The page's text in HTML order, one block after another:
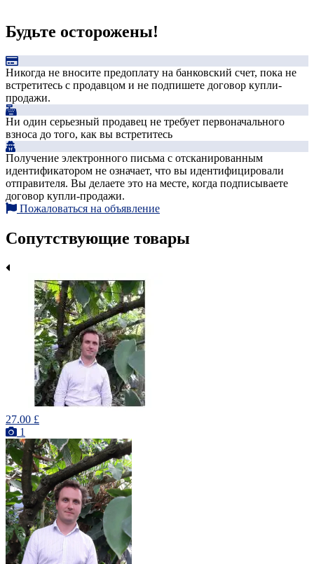
Будьте осторожены!
Никогда не вносите предоплату на банковский счет, пока не
встретитесь с продавцом и не подпишете договор купли-
продажи.
Ни один серьезный продавец не требует первоначального
взноса до того, как вы встретитесь
Получение электронного письма с отсканированным
идентификатором не означает, что вы идентифицировали
отправителя. Вы делаете это на месте, когда подписываете
договор купли-продажи.
Пожаловаться на объявление
Сопутствующие товары
27.00 £
1